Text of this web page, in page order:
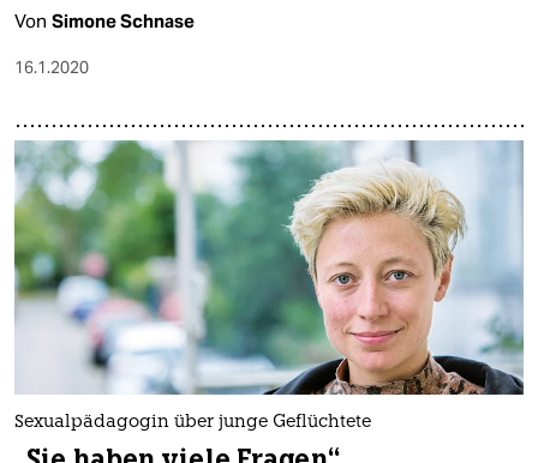
Von Simone Schnase
16.1.2020
Sexualpädagogin über junge Geflüchtete